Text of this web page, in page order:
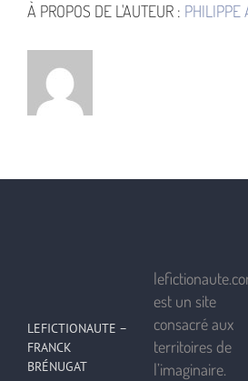
À PROPOS DE L'AUTEUR : PHILIPPE
LEFICTIONAUTE –
FRANCK
BRÉNUGAT
est un site
consacré aux
territoires de
l’imaginaire.